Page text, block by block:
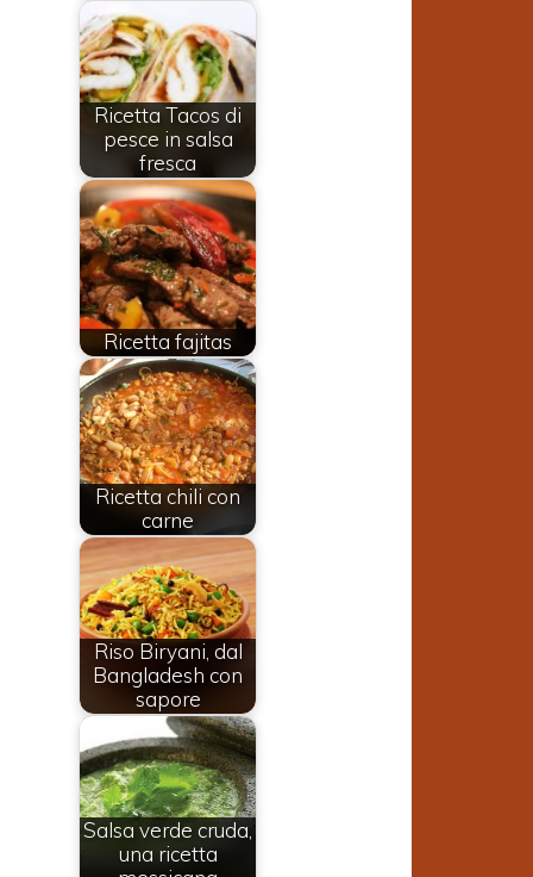
Ricetta Tacos di
pesce in salsa
fresca
Ricetta fajitas
Ricetta chili con
carne
Riso Biryani, dal
Bangladesh con
sapore
Salsa verde cruda,
una ricetta